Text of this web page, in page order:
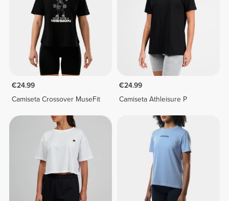
€24.99
Camiseta Crossover MuseFit
€24.99
Camiseta Athleisure P